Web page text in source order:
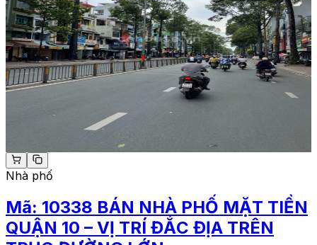
Nhà phố
Mã: 10338 BÁN NHÀ PHỐ MẶT TIỀN
QUẬN 10 – VỊ TRÍ ĐẮC ĐỊA TRÊN